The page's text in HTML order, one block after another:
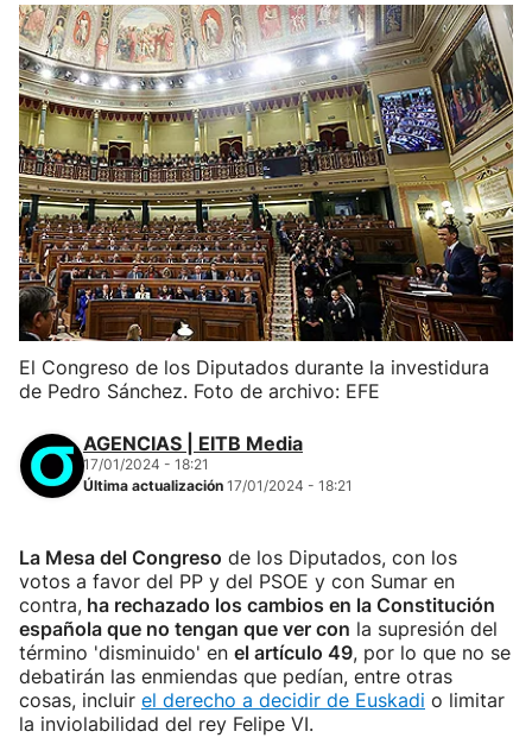
El Congreso de los Diputados durante la investidura
de Pedro Sánchez. Foto de archivo: EFE
AGENCIAS | EITB Media
17/01/2024 - 18:21
Última actualización 17/01/2024 - 18:21
La Mesa del Congreso de los Diputados, con los
votos a favor del PP y del PSOE y con Sumar en
contra, ha rechazado los cambios en la Constitución
española que no tengan que ver con la supresión del
término 'disminuido' en el artículo 49, por lo que no se
debatirán las enmiendas que pedían, entre otras
cosas, incluir el derecho a decidir de Euskadi o limitar
la inviolabilidad del rey Felipe VI.